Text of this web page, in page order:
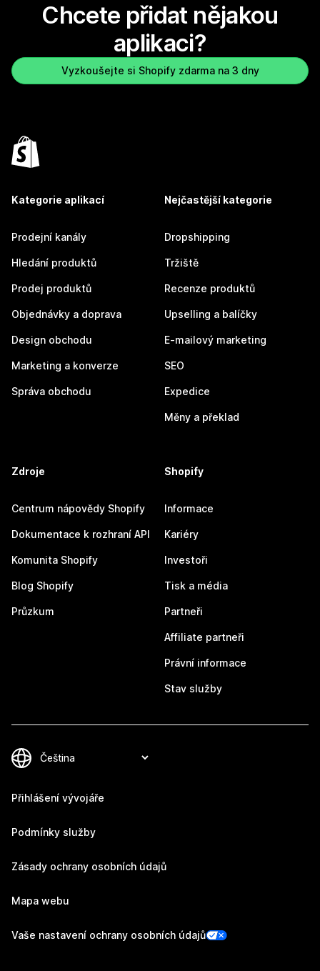
Chcete přidat nějakou
aplikaci?
Vyzkoušejte si Shopify zdarma na 3 dny
Kategorie aplikací
Prodejní kanály
Hledání produktů
Prodej produktů
Objednávky a doprava
Design obchodu
Marketing a konverze
Správa obchodu
Nejčastější kategorie
Dropshipping
Tržiště
Recenze produktů
Upselling a balíčky
E-mailový marketing
SEO
Expedice
Měny a překlad
Zdroje
Centrum nápovědy Shopify
Dokumentace k rozhraní API
Komunita Shopify
Blog Shopify
Průzkum
Shopify
Informace
Kariéry
Investoři
Tisk a média
Partneři
Affiliate partneři
Právní informace
Stav služby
Přihlášení vývojáře
Podmínky služby
Zásady ochrany osobních údajů
Mapa webu
Vaše nastavení ochrany osobních údajů